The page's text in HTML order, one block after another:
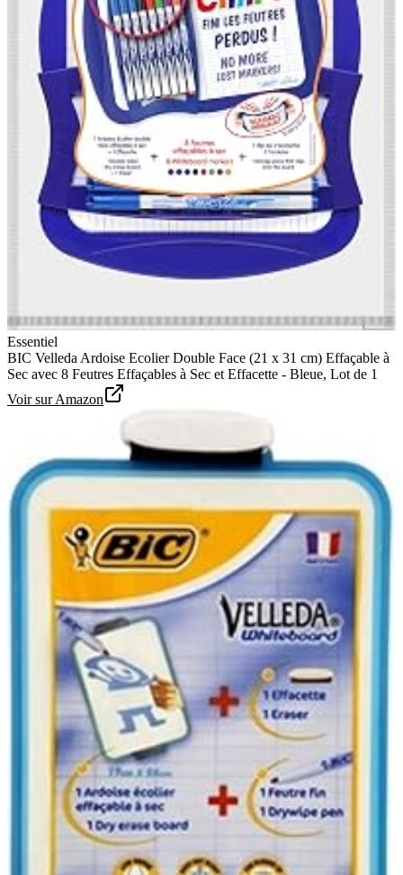
Essentiel
BIC Velleda Ardoise Ecolier Double Face (21 x 31 cm) Effaçable à
Sec avec 8 Feutres Effaçables à Sec et Effacette - Bleue, Lot de 1
Voir sur Amazon